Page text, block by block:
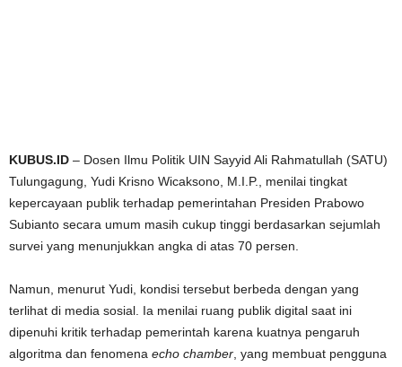
KUBUS.ID – Dosen Ilmu Politik UIN Sayyid Ali Rahmatullah (SATU)
Tulungagung, Yudi Krisno Wicaksono, M.I.P., menilai tingkat
kepercayaan publik terhadap pemerintahan Presiden Prabowo
Subianto secara umum masih cukup tinggi berdasarkan sejumlah
survei yang menunjukkan angka di atas 70 persen.
Namun, menurut Yudi, kondisi tersebut berbeda dengan yang
terlihat di media sosial. Ia menilai ruang publik digital saat ini
dipenuhi kritik terhadap pemerintah karena kuatnya pengaruh
algoritma dan fenomena echo chamber, yang membuat pengguna